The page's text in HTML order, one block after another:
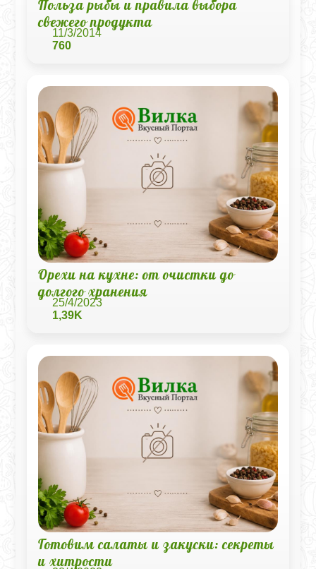
Польза рыбы и правила выбора
свежего продукта
11/3/2014
760
Орехи на кухне: от очистки до
долгого хранения
25/4/2023
1,39K
Готовим салаты и закуски: секреты
и хитрости